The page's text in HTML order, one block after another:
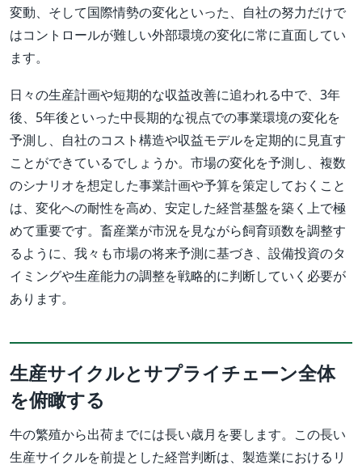
変動、そして国際情勢の変化といった、自社の努力だけで
はコントロールが難しい外部環境の変化に常に直面してい
ます。
日々の生産計画や短期的な収益改善に追われる中で、3年
後、5年後といった中長期的な視点での事業環境の変化を
予測し、自社のコスト構造や収益モデルを定期的に見直す
ことができているでしょうか。市場の変化を予測し、複数
のシナリオを想定した事業計画や予算を策定しておくこと
は、変化への耐性を高め、安定した経営基盤を築く上で極
めて重要です。畜産業が市況を見ながら飼育頭数を調整す
るように、我々も市場の将来予測に基づき、設備投資のタ
イミングや生産能力の調整を戦略的に判断していく必要が
あります。
生産サイクルとサプライチェーン全体
を俯瞰する
牛の繁殖から出荷までには長い歳月を要します。この長い
生産サイクルを前提とした経営判断は、製造業におけるリ